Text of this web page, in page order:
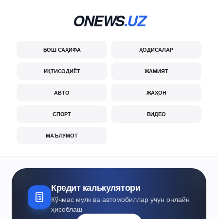
ONEWS.UZ
БОШ САҲИФА ҲОДИСАЛАР
ИҚТИСОДИЁТ ЖАМИЯТ
АВТО ЖАҲОН
СПОРТ ВИДЕО
МАЪЛУМОТ
Кредит калькулятори
Кўчмас мулк ва автомобиллар учун онлайн
ҳисоблаш